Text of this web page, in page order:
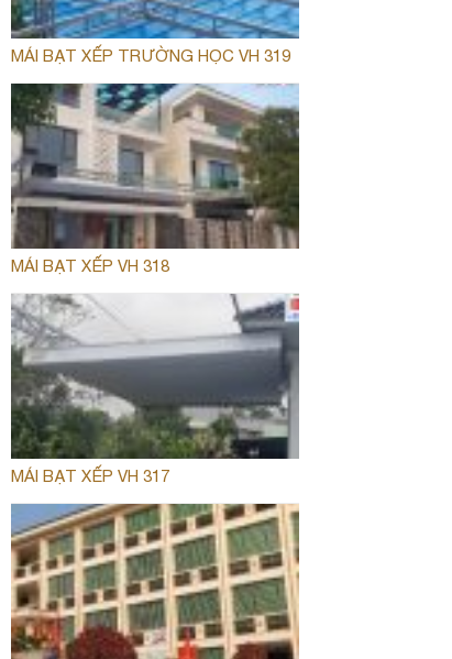
MÁI BẠT XẾP TRƯỜNG HỌC VH 319
MÁI BẠT XẾP VH 318
MÁI BẠT XẾP VH 317